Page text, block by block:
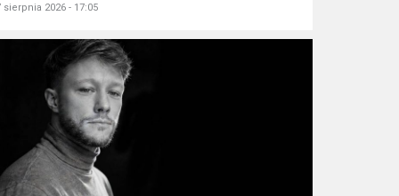
sierpnia 2026 - 17:05